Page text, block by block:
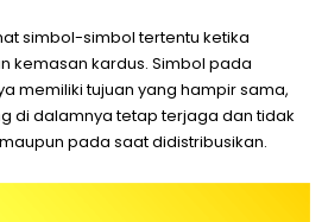
simbol-simbol tertentu ketika
kemasan kardus. Simbol pada
memiliki tujuan yang hampir sama,
di dalamnya tetap terjaga dan tidak
pada saat didistribusikan.